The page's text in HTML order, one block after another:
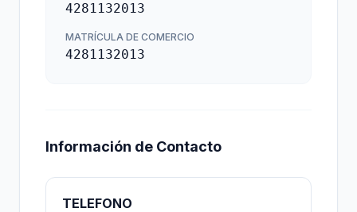
4281132013
MATRÍCULA DE COMERCIO
4281132013
Información de Contacto
TELEFONO